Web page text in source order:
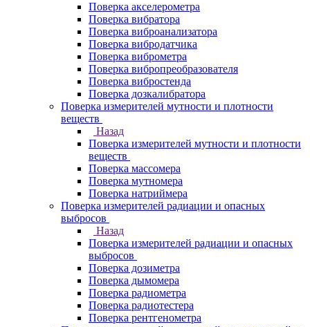
Поверка акселерометра
Поверка вибратора
Поверка виброанализатора
Поверка вибродатчика
Поверка виброметра
Поверка вибропреобразователя
Поверка вибростенда
Поверка дозкалибратора
Поверка измерителей мутности и плотности
веществ
Назад
Поверка измерителей мутности и плотности
веществ
Поверка массомера
Поверка мутномера
Поверка натриймера
Поверка измерителей радиации и опасных
выбросов
Назад
Поверка измерителей радиации и опасных
выбросов
Поверка дозиметра
Поверка дымомера
Поверка радиометра
Поверка радиотестера
Поверка рентгенометра